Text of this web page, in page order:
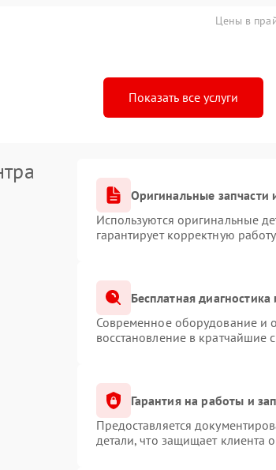
Цены в
Показать все услуги
Оригинальные
Используются оригинальные
гарантирует корректную
Бесплатная
Современное оборудование и
восстановление в кратчайшие
Гарантия на работы и
Предоставляется
детали, что защищает клиента